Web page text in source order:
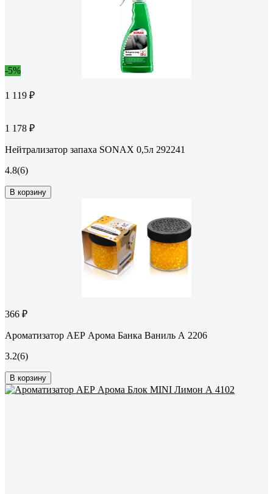
-5%
1 119 ₽
1 178 ₽
Нейтрализатор запаха SONAX 0,5л 292241
4.8(6)
В корзину
366 ₽
Ароматизатор АЕР Арома Банка Ваниль А 2206
3.2(6)
В корзину